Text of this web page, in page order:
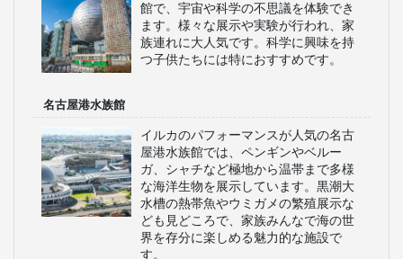
館で、宇宙や科学の不思議を体験でき
ます。様々な展示や実験が行われ、家
族連れに大人気です。科学に興味を持
つ子供たちには特におすすめです。
名古屋港水族館
イルカのパフォーマンスが人気の名古
屋港水族館では、ペンギンやベルー
ガ、シャチなど極地から温帯まで多様
な海洋生物を展示しています。黒潮大
水槽の熱帯魚やウミガメの繁殖展示な
ども見どころで、家族みんなで海の世
界を存分に楽しめる魅力的な施設で
す。